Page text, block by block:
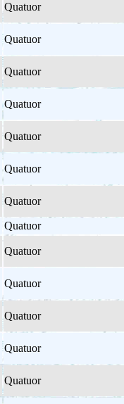
Quatuor
Quatuor
Quatuor
Quatuor
Quatuor
Quatuor
Quatuor
Quatuor
Quatuor
Quatuor
Quatuor
Quatuor
Quatuor